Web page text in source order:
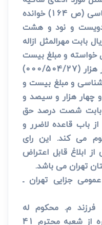
با توجه به نظریه هییت کارشناسی (ص 164) خوانده
دویست و نود و هشت
(000/000/298/1) ریال بابت مهرالمثل ازاله
خواسته و مبلغ بیست
و هفت میلیون و پانصد و چهار هزار (000/504/27)
و مبلغ بیست و
هزار و سیصد و
29) ریال بابت شصت درصد حق
باب قاعده لاضرر و
می کند. این رای
ابلاغ قابل اعتراض
تهران می باشد.
دادگاه عمومی جزایی تهران ـ
م. محکوم له
دادنامه شماره 100098 صادره از شعبه محترم 41